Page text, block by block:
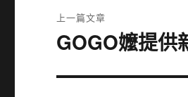
章
上一篇文章
上
篇
GOGO嬤提供